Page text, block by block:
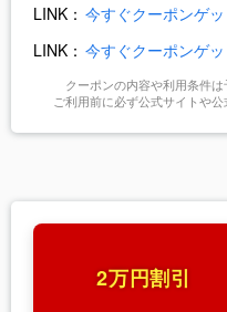
LINK： 今すぐクーポンゲ
LINK： 今すぐクーポンゲ
クーポンの内容や利用条件は
ご利用前に必ず公式サイトや
2万円割引